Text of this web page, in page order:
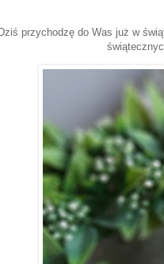
Dziś przychodzę do Was już w